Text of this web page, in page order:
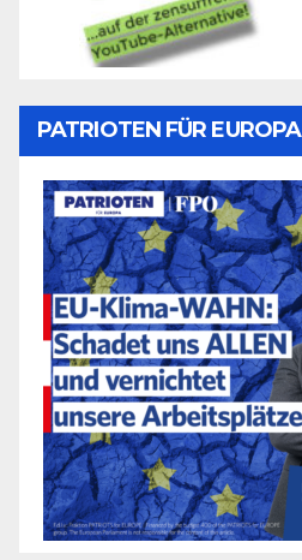
PATRIOTEN FÜR EUROPA